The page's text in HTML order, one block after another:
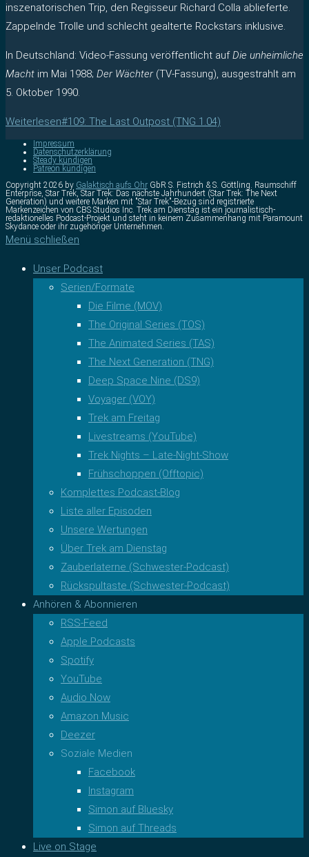
inszenatorischen Trip, den Regisseur Richard Colla ablieferte.
Zappelnde Trolle und schlecht gealterte Rockstars inklusive.
In Deutschland: Video-Fassung veröffentlicht aufDie unheimliche
Macht im Mai 1988; Der Wächter(TV-Fassung), ausgestrahlt am
5. Oktober 1990.
Weiterlesen#109: The Last Outpost (TNG 1.04)
Impressum
Datenschutzerklärung
Steady kündigen
Patreon kündigen
Copyright 2026 by Galaktisch aufs Ohr GbR S. Fistrich & S. Göttling. Raumschiff
Enterprise, Star Trek, Star Trek: Das nächste Jahrhundert (Star Trek: The Next
Generation) und weitere Marken mit "Star Trek"-Bezug sind registrierte
Markenzeichen von CBS Studios Inc. Trek am Dienstag ist ein journalistisch-
redaktionelles Podcast-Projekt und steht in keinem Zusammenhang mit Paramount
Skydance oder ihr zugehöriger Unternehmen.
Menü schließen
Unser Podcast
Serien/Formate
Die Filme (MOV)
The Original Series (TOS)
The Animated Series (TAS)
The Next Generation (TNG)
Deep Space Nine (DS9)
Voyager (VOY)
Trek am Freitag
Livestreams (YouTube)
Trek Nights – Late-Night-Show
Frühschoppen (Offtopic)
Komplettes Podcast-Blog
Liste aller Episoden
Unsere Wertungen
Über Trek am Dienstag
Zauberlaterne (Schwester-Podcast)
Rückspultaste (Schwester-Podcast)
Anhören & Abonnieren
RSS-Feed
Apple Podcasts
Spotify
YouTube
Audio Now
Amazon Music
Deezer
Soziale Medien
Facebook
Instagram
Simon auf Bluesky
Simon auf Threads
Live on Stage